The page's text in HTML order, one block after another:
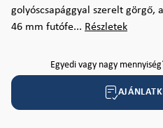
golyóscsapággyal szerelt görgő,
46 mm futófe... Részletek
Egyedi vagy nagy